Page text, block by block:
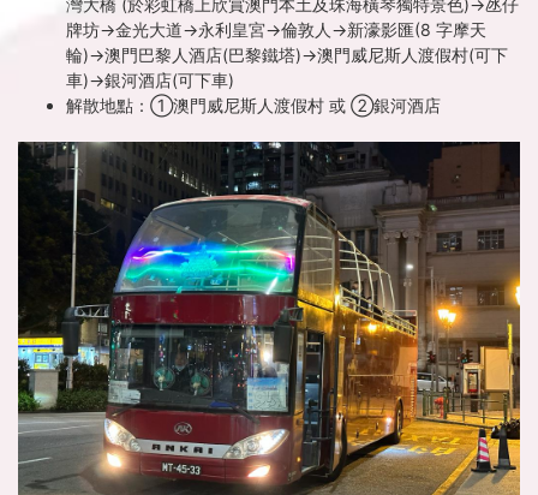
牌坊→金光大道→永利皇宮→倫敦人→新濠影匯(8 字摩天
輪)→澳門巴黎人酒店(巴黎鐵塔)→澳門威尼斯人渡假村(可下
車)→銀河酒店(可下車)
解散地點：①澳門威尼斯人渡假村 或 ②銀河酒店